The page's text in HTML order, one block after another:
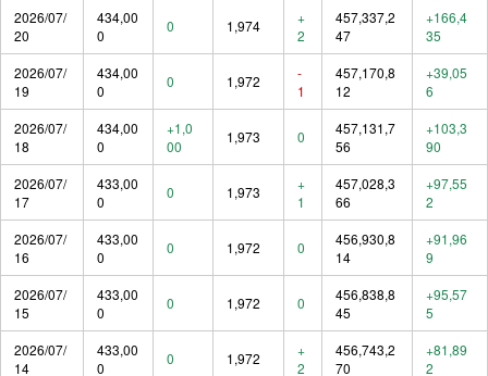
2026/07/
20
434,00
0
0 1,974
+
2
457,337,2
47
+166,4
35
2026/07/
19
434,00
0
0 1,972
-
1
457,170,8
12
+39,05
6
2026/07/
18
434,00
0
+1,0
00
1,973 0
457,131,7
56
+103,3
90
2026/07/
17
433,00
0
0 1,973
+
1
457,028,3
66
+97,55
2
2026/07/
16
433,00
0
0 1,972 0
456,930,8
14
+91,96
9
2026/07/
15
433,00
0
0 1,972 0
456,838,8
45
+95,57
5
2026/07/
14
433,00
0
0 1,972
+
2
456,743,2
70
+81,89
2